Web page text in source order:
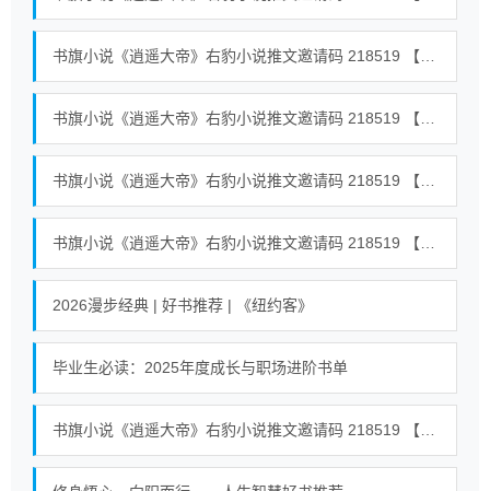
2026漫步经典 | 好书推荐 | 《纽约客》
毕业生必读：2025年度成长与职场进阶书单